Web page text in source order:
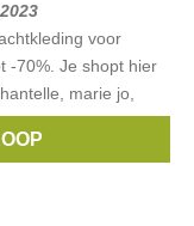
voor
-70%. Je shopt hier
marie jo,
Jo,